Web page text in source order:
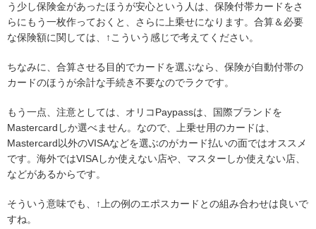
う少し保険金があったほうが安心という人は、保険付帯カードをさ
らにもう一枚作っておくと、さらに上乗せになります。合算＆必要
な保険額に関しては、↑こういう感じで考えてください。
ちなみに、合算させる目的でカードを選ぶなら、保険が自動付帯の
カードのほうが余計な手続き不要なのでラクです。
もう一点、注意としては、オリコPaypassは、国際ブランドを
Mastercardしか選べません。なので、上乗せ用のカードは、
Mastercard以外のVISAなどを選ぶのがカード払いの面ではオススメ
です。海外ではVISAしか使えない店や、マスターしか使えない店、
などがあるからです。
そういう意味でも、↑上の例のエポスカードとの組み合わせは良いで
すね。